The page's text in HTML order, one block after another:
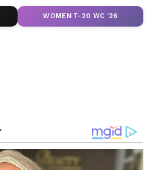
ಪರಿವರ್ತಿಸಿ ಅವುಗಳ
ಇದರಿಂದ ಬ್ಯಾಕ್ಟೀರಿಯಾ
ಅಮೆರಿಕದ ಆಹಾರ ಮತ್ತು
ಈ ತೇವಾಂಶ ನಿಯಂತ್ರಣವು
WOMEN T-20 WC '26